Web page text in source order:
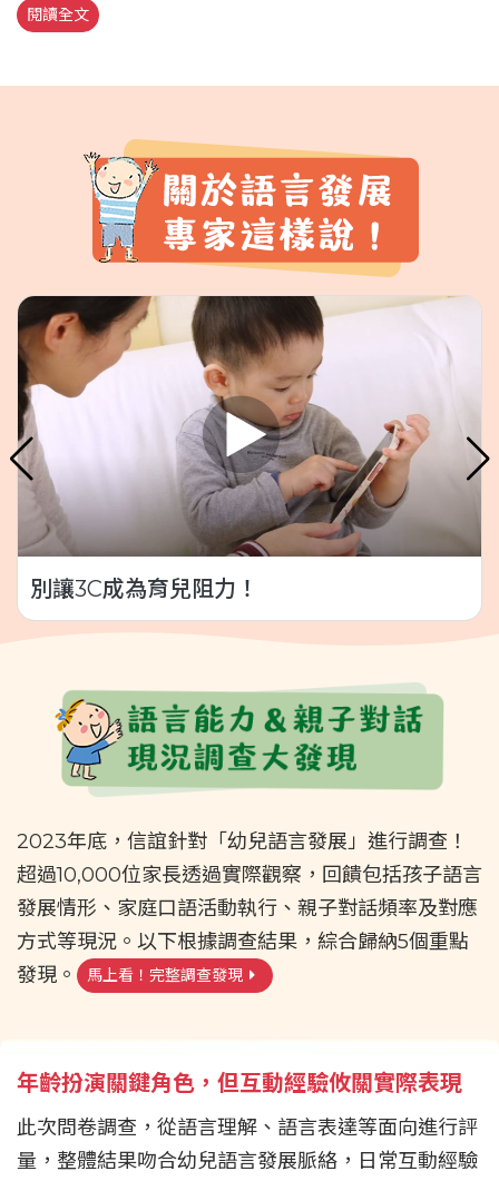
閱讀全文
別讓3C成為育兒阻力！
2023年底，信誼針對「幼兒語言發展」進行調查！
超過10,000位家長透過實際觀察，回饋包括孩子語言
發展情形、家庭口語活動執行、親子對話頻率及對應
方式等現況。以下根據調查結果，綜合歸納5個重點
發現。
馬上看！完整調查發現
年齡扮演關鍵角色，但互動經驗攸關實際表現
此次問卷調查，從語言理解、語言表達等面向進行評
量，整體結果吻合幼兒語言發展脈絡，日常互動經驗